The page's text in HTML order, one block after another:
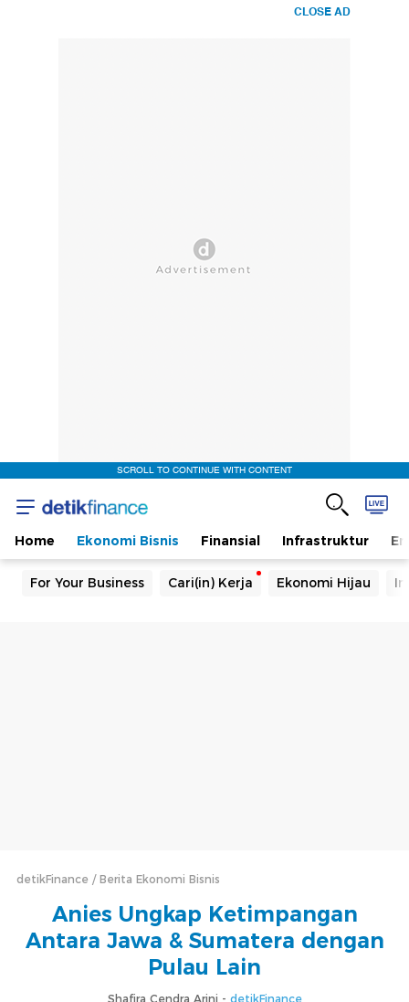
CLOSE AD
SCROLL TO CONTINUE WITH CONTENT
Home Ekonomi Bisnis Finansial Infrastruktur
For Your Business Cari(in) Kerja Ekonomi Hijau
detikFinance Berita Ekonomi Bisnis
Anies Ungkap Ketimpangan
Antara Jawa & Sumatera dengan
Pulau Lain
Shafira Cendra Arini - detikFinance